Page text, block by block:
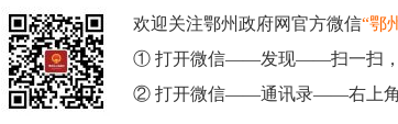
欢迎关注鄂州政府网官方微信“鄂
① 打开微信——发现——扫一扫，
② 打开微信——通讯录——右上角